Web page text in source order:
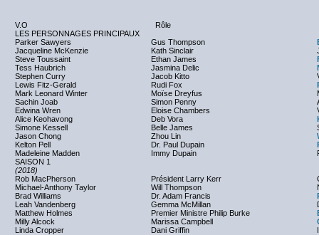
V.O
Rôle
LES PERSONNAGES PRINCIPAUX
Parker Sawyers
Gus Thompson
Jacqueline McKenzie
Kath Sinclair
Steve Toussaint
Ethan James
Tess Haubrich
Jasmina Delic
Stephen Curry
Jacob Kitto
Lewis Fitz-Gerald
Rudi Fox
Mark Leonard Winter
Moïse Dreyfus
Sachin Joab
Simon Penny
Edwina Wren
Eloise Chambers
Alice Keohavong
Deb Vora
Simone Kessell
Belle James
Jason Chong
Zhou Lin
Kelton Pell
Dr. Paul Dupain
Madeleine Madden
Immy Dupain
SAISON 1
(2018)
Rob MacPherson
Président Larry Kerr
Michael-Anthony Taylor
Will Thompson
Brad Williams
Dr. Adam Francis
Leah Vandenberg
Gemma McMillan
Matthew Holmes
Premier Ministre Philip Burke
Milly Alcock
Marissa Campbell
Linda Cropper
Dani Griffin